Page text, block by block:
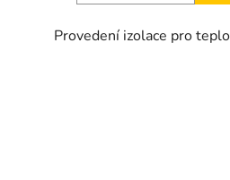
Provedení izolace pro